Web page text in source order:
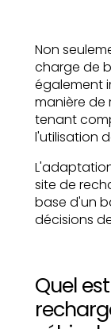
Non
charge de
également
manière de
tenant
l'utilisation
site de
base d'un
décisions
Quel